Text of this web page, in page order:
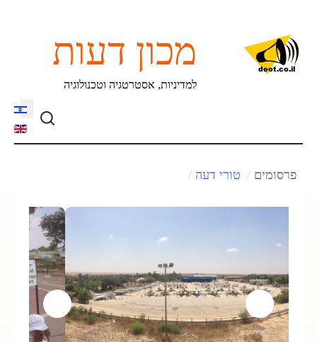
מכון דעות
למדיניות, אסטרטגיה וטכנולוגיה
פרסומים טורי דעה